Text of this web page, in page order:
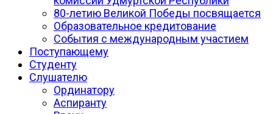
80-летию Великой Победы посвящается
Образовательное кредитование
События с международным участием
Поступающему
Студенту
Слушателю
Ординатору
Аспиранту